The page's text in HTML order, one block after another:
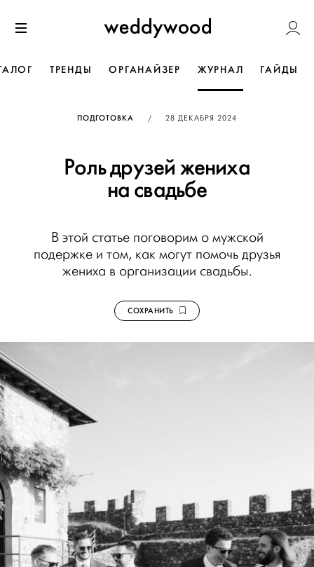
к содержанию
Weddywood
ТРЕНДЫ ОРГАНАЙЗЕР ЖУРНАЛ ГАЙДЫ
ПОДГОТОВКА / ОПУБЛИКОВАНО
28 ДЕКАБРЯ 2024
Роль друзей жениха
на свадьбе
В этой статье поговорим о мужской
подержке и том, как могут помочь друзья
жениха в организации свадьбы.
СОХРАНИТЬ